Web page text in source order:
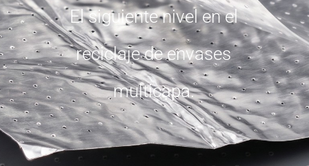
El siguiente nivel en el
reciclaje de envases
multicapa.